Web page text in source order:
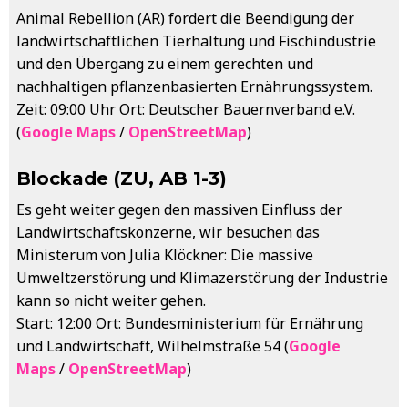
Animal Rebellion (AR) fordert die Beendigung der
landwirtschaftlichen Tierhaltung und Fischindustrie
und den Übergang zu einem gerechten und
nachhaltigen pflanzenbasierten Ernährungssystem.
Zeit: 09:00 Uhr Ort: Deutscher Bauernverband e.V.
(Google Maps/ OpenStreetMap)
Blockade (ZU, AB 1-3)
Es geht weiter gegen den massiven Einfluss der
Landwirtschaftskonzerne, wir besuchen das
Ministerum von Julia Klöckner: Die massive
Umweltzerstörung und Klimazerstörung der Industrie
kann so nicht weiter gehen.
Start: 12:00 Ort: Bundesministerium für Ernährung
und Landwirtschaft, Wilhelmstraße 54 (Google
Maps/ OpenStreetMap)